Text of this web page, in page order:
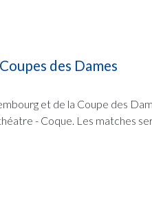
des Dames
et de la Coupe des
- Coque. Les matches